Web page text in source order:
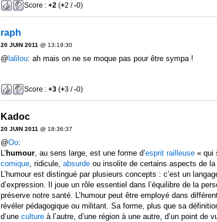
Score : +2(+2 /-0)
raph
20 JUIN 2011 @ 13:19:30
@ lalilou: ah mais on ne se moque pas pour être sympa !
Score : +3(+3 /-0)
Kadoc
20 JUIN 2011@ 18:36:37
@Oo:
L’ humour, au sens large, est une forme d’esprit railleuse« qui
comique, ridicule, absurdeou insolite de certains aspects de la
L’humour est distingué par plusieurs concepts : c’est un
d’expression. Il joue un rôle essentiel dans l’équilibre de la
préserve notre santé. L’humour peut être employé dans
révéler pédagogique ou militant. Sa forme, plus que sa
d’une cultureà l’autre, d’une région à une autre, d’un point de